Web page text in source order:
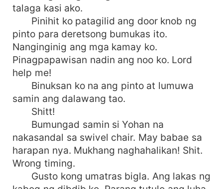
talaga kasi ako.
Pinihit ko patagilid ang door knob ng
pinto para deretsong bumukas ito.
Nanginginig ang mga kamay ko.
Pinagpapawisan nadin ang noo ko. Lord
help me!
Binuksan ko na ang pinto at lumuwa
samin ang dalawang tao.
Shitt!
Bumungad samin si Yohan na
nakasandal sa swivel chair. May babae sa
harapan nya. Mukhang naghahalikan! Shit.
Wrong timing.
Gusto kong umatras bigla. Ang lakas ng